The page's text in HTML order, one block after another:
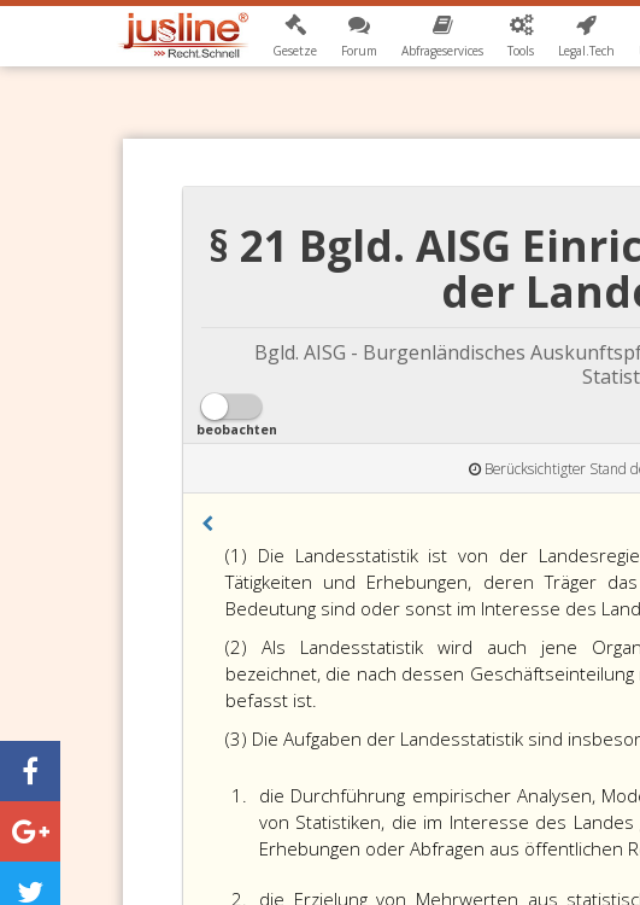
Gesetze Forum Abfrageservices Tools Legal.Tech
§ 21 Bgld. AISG
der
Bgld. AISG - Burgenländisches
beobachten
Berücksichtigter Stand
(1) Die Landesstatistik ist von der
Tätigkeiten und Erhebungen, deren Träger
Bedeutung sind oder sonst im Interesse des
(2) Als Landesstatistik wird auch jene
bezeichnet, die nach dessen
befasst ist.
(3) Die Aufgaben der Landesstatistik sind
1. die Durchführung empirischer Analysen,
von Statistiken, die im Interesse des
Erhebungen oder Abfragen aus öffentlichen
2. die Erzielung von Mehrwerten aus